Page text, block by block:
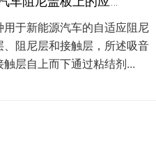
于新能源汽车的自适应阻尼
阻尼层和接触层，所述吸音
层自上而下通过粘结剂...